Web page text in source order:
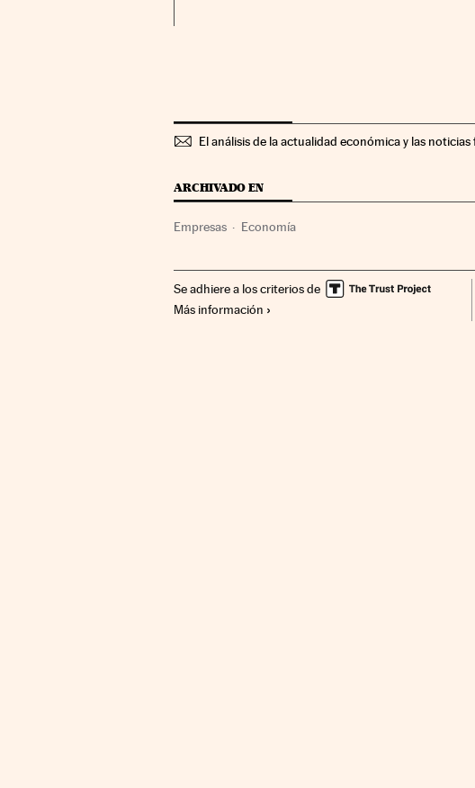
El análisis de la actualidad económica y las
ARCHIVADO EN
Empresas Economía
Se adhiere a los criterios de
Más información